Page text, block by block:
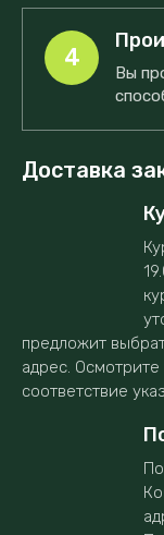
4
Вы
Доставка
предложит
адрес. Осмотрите
соответствие